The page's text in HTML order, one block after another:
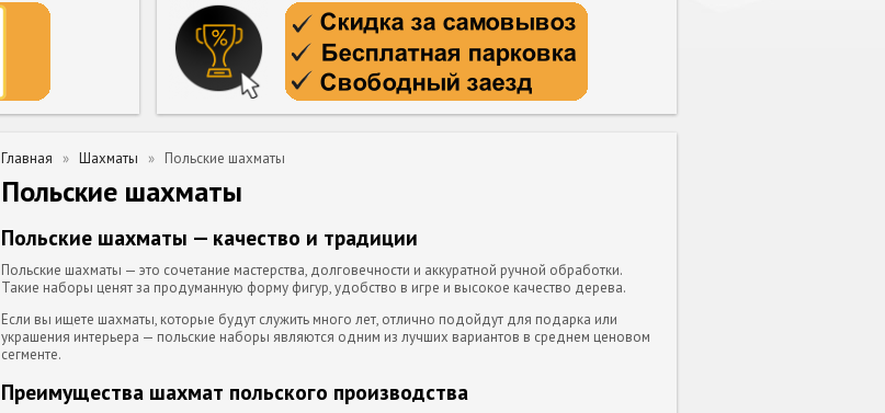
Главная Шахматы Польские шахматы
Польские шахматы
Польские шахматы — качество и традиции
Польские шахматы — это сочетание мастерства, долговечности и аккуратной ручной обработки.
Такие наборы ценят за продуманную форму фигур, удобство в игре и высокое качество дерева.
Если вы ищете шахматы, которые будут служить много лет, отлично подойдут для подарка или
украшения интерьера — польские наборы являются одним из лучших вариантов в среднем ценовом
сегменте.
Преимущества шахмат польского производства